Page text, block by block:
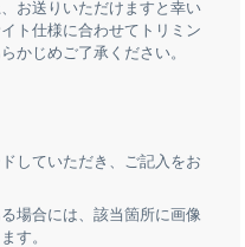
お送りいただけますと幸い
ト仕様に合わせてトリミン
かじめご了承ください。
していただき、ご記入をお
場合には、該当箇所に画像
す。